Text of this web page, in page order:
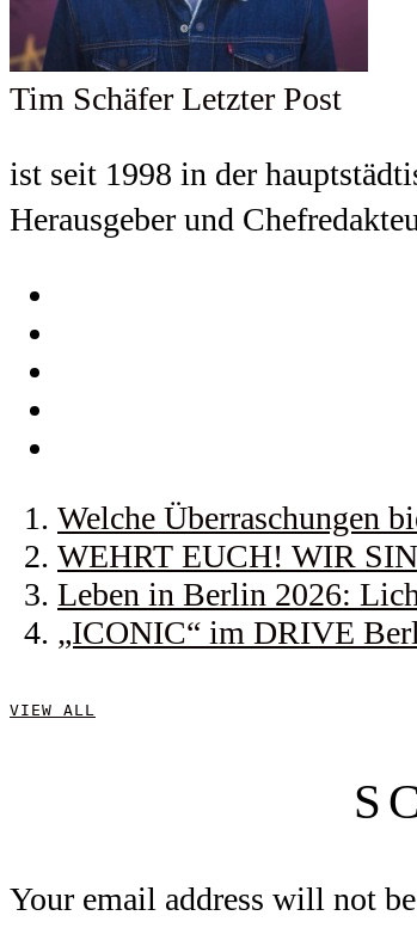
Tim Schäfer Letzter Post
ist seit 1998 in der
Herausgeber und
Welche Überraschungen
WEHRT EUCH! WIR
Leben in Berlin 2026:
„ICONIC“ im DRIVE
VIEW ALL
Your email address will not